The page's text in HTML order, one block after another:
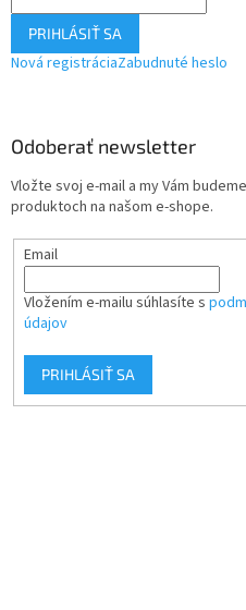
PRIHLÁSIŤ SA
Nová registráciaZabudnuté heslo
Odoberať newsletter
Vložte svoj e-mail a my Vám
produktoch na našom e-shope.
Email
Vložením e-mailu súhlasíte s
údajov
PRIHLÁSIŤ SA